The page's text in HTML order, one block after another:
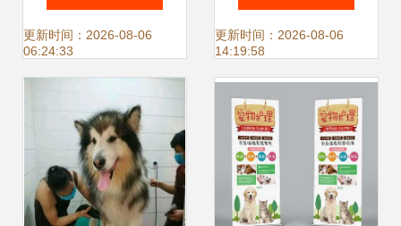
物健康守护站
更新时间：2026-08-06
06:24:33
价格透明
更新时间：2026-08-06
14:19:58